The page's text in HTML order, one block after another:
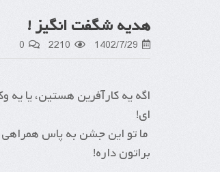
هدیه شگفت انگیز !
1402/7/29
2210
0
اگه یه کارآفرین هستین، یا
ای!
ما تو این جشن به پاس
براتون داره!